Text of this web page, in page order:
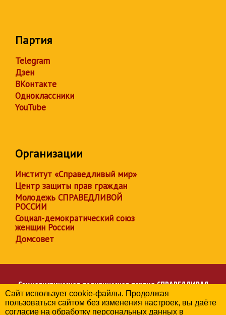
Партия
Telegram
Дзен
ВКонтакте
Одноклассники
YouTube
Организации
Институт «Справедливый мир»
Центр защиты прав граждан
Молодежь СПРАВЕДЛИВОЙ
РОССИИ
Социал-демократический союз
женщин России
Домсовет
Социалистическая политическая партияСПРАВЕДЛИВАЯ
РОССИЯ
Региональное отделение партии в Брянской области
Сайт использует cookie-файлы. Продолжая
пользоваться сайтом без изменения настроек, вы даёте
согласие на обработку персональных данных в